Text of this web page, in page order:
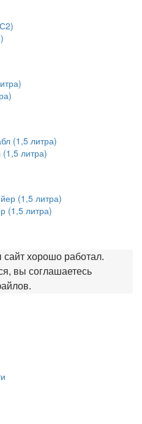
литра)
(1,5 литра)
сайт хорошо работал.
вы соглашаетесь